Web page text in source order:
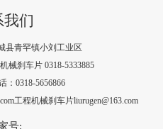
我们
县青罕镇小刘工业区
械刹车片 0318-5333885
：0318-5656866
工程机械刹车片liurugen@163.com
号: